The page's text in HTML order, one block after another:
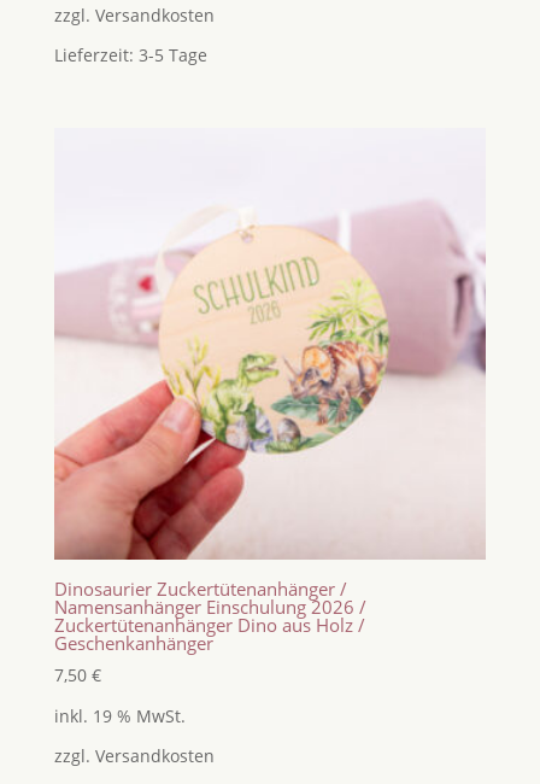
zzgl. Versandkosten
Lieferzeit: 3-5 Tage
Dinosaurier Zuckertütenanhänger /
Namensanhänger Einschulung 2026 /
Zuckertütenanhänger Dino aus Holz /
Geschenkanhänger
7,50 €
inkl. 19 % MwSt.
zzgl. Versandkosten